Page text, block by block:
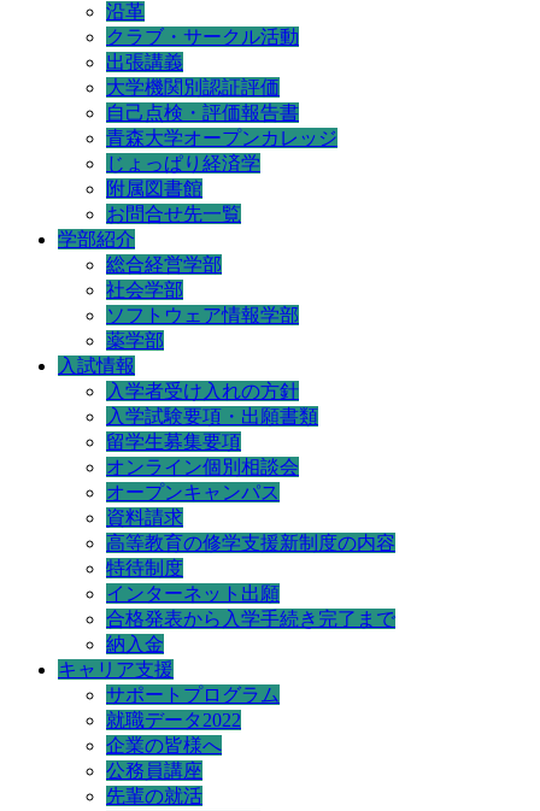
沿革
クラブ・サークル活動
出張講義
大学機関別認証評価
自己点検・評価報告書
青森大学オープンカレッジ
じょっぱり経済学
附属図書館
お問合せ先一覧
学部紹介
総合経営学部
社会学部
ソフトウェア情報学部
薬学部
入試情報
入学者受け入れの方針
入学試験要項・出願書類
留学生募集要項
オンライン個別相談会
オープンキャンパス
資料請求
高等教育の修学支援新制度の内容
特待制度
インターネット出願
合格発表から入学手続き完了まで
納入金
キャリア支援
サポートプログラム
就職データ2022
企業の皆様へ
公務員講座
先輩の就活